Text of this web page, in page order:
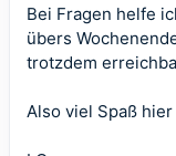
Bei Fragen helfe
übers
trotzdem
Also viel Spaß